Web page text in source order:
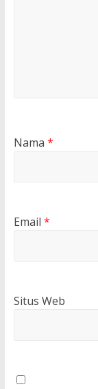
Nama *
Email *
Situs Web